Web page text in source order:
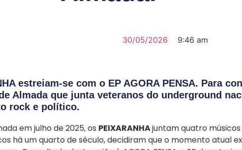
30/05/2026 9:46 am
estreiam-se com o EP AGORA PENSA. Para
Almada que junta veteranos do underground
rock e político.
em julho de 2025, os PEIXARANHAjuntam quatro músicos
há um quarto de século, decidiram que o momento atual